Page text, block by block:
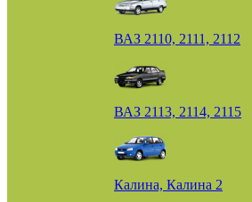
ВАЗ 2110, 2111, 2112
ВАЗ 2113, 2114, 2115
Калина, Калина 2